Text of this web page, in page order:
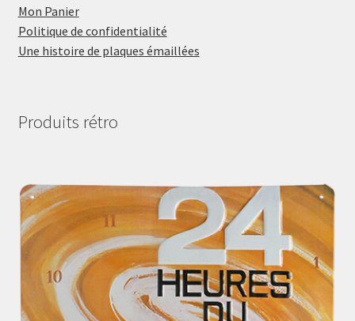
Mon Panier
Politique de confidentialité
Une histoire de plaques émaillées
Produits rétro